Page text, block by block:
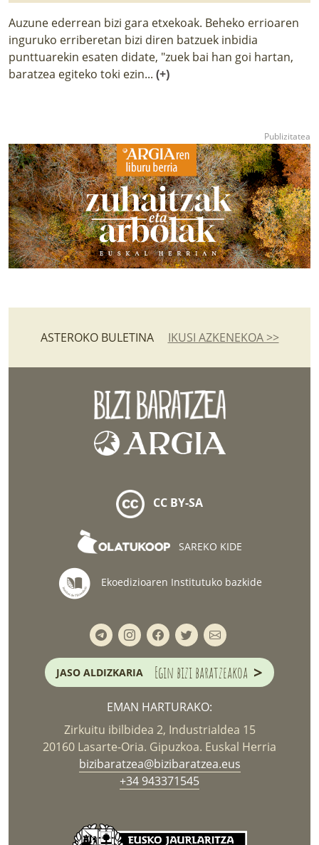
Auzune ederrean bizi gara etxekoak. Beheko errioaren
inguruko erriberetan bizi diren batzuek inbidia
punttuarekin esaten didate, "zuek bai han goi hartan,
baratzea egiteko toki ezin... (+)
ASTEROKO BULETINA IKUSI AZKENEKOA >>
CC BY-SA
SAREKO KIDE
Ekoedizioaren Institutuko bazkide
JASO ALDIZKARIA Egin bizi baratzeakoa >
EMAN HARTURAKO:
Zirkuitu ibilbidea 2, Industrialdea 15
20160 Lasarte-Oria. Gipuzkoa. Euskal Herria
bizibaratzea@bizibaratzea.eus
+34 943371545